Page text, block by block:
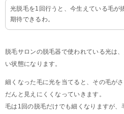
光脱毛を1回行うと、今生えている毛が
期待できるわ。
脱毛サロンの脱毛器で使われている光は
い状態になります。
細くなった毛に光を当てると、その毛が
だんと見えにくくなっていきます。
毛は1回の脱毛だけでも細くなりますが